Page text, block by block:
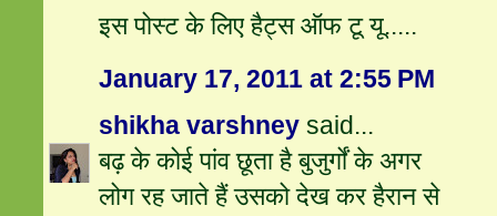
इस पोस्ट के लिए हैट्स ऑफ टू यू.....
January 17, 2011 at 2:55 PM
shikha varshney said...
बढ़ के कोई पांव छूता है बुजुर्गों के अगर
लोग रह जाते हैं उसको देख कर हैरान से